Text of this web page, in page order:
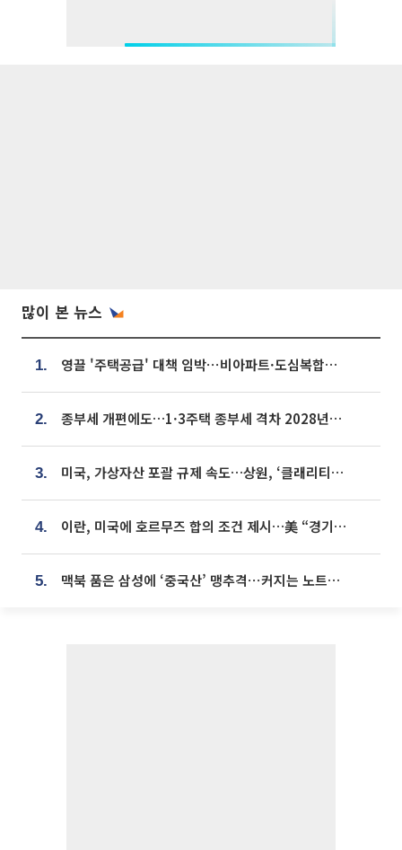
많이 본 뉴스
1. 영끌 '주택공급' 대책 임박⋯비아파트·도심복합까지 총동원
2. 종부세 개편에도…1·3주택 종부세 격차 2028년부터 확대
3. 미국, 가상자산 포괄 규제 속도…상원, ‘클래리티법’ 9월 절차투표 추진
4. 이란, 미국에 호르무즈 합의 조건 제시…美 “경기 아직 안 끝나” [종합]
5. 맥북 품은 삼성에 ‘중국산’ 맹추격⋯커지는 노트북 OLED 시장